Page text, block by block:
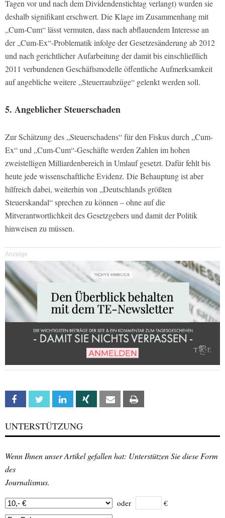
Tagen vor und nach dem Dividendenstichtag verlangt) wurden sie
deshalb signifikant erschwert. Die Klage im Zusammenhang mit
„Cum-Cum“ lässt vermuten, dass nach abflauendem Interesse an
der „Cum-Ex“-Problematik infolge der Gesetzesänderung ab 2012
und nach gerichtlicher Aufarbeitung der damit bis einschließlich
2011 verbundenen Geschäftsmodelle öffentliche Aufmerksamkeit
auf angebliche weitere „Steuerraubzüge“ gelenkt werden soll.
5. Angeblicher Steuerschaden
Zur Schätzung des „Steuerschadens“ für den Fiskus durch „Cum-
Ex“ und „Cum-Cum“-Geschäfte werden Zahlen im hohen
zweistelligen Milliardenbereich in Umlauf gesetzt. Dafür fehlt bis
heute jede wissenschaftliche Evidenz. Die Behauptung ist aber
hilfreich dabei, weiterhin von „Deutschlands größten
Steuerskandal“ sprechen zu können – ohne auf die
Mitverantwortlichkeit des Gesetzgebers und damit der Politik
hinweisen zu müssen.
Anzeige
Facebook Twitter Linkedin Xing Email
UNTERSTÜTZUNG
Wenn Ihnen unser Artikel gefallen hat: Unterstützen Sie diese Form
des
Journalismus.
oder €